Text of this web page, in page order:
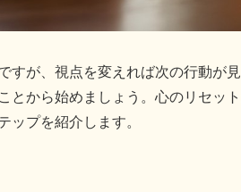
すが、視点を変えれば次の行動が
とから始めましょう。心のリセッ
ップを紹介します。